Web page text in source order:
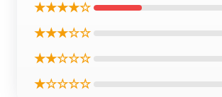
★★★★☆
★★★☆☆
★★☆☆☆
★☆☆☆☆